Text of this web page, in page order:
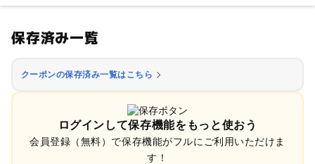
保存済み一覧
クーポンの保存済み一覧はこちら
ログインして保存機能をもっと使おう
会員登録（無料）で保存機能がフルにご利用いただけま
す！